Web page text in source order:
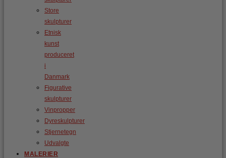
Store
skulpturer
Etnisk
kunst
produceret
i
Danmark
Figurative
skulpturer
Vinpropper
Dyreskulpturer
Stjernetegn
Udvalgte
MALERIER